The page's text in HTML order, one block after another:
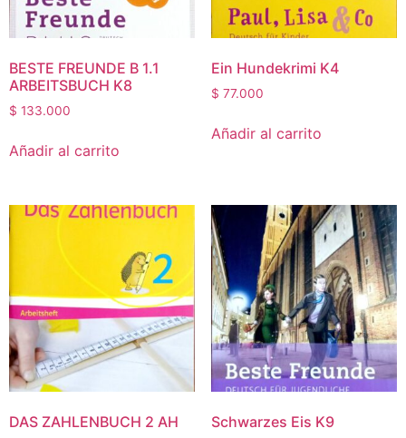
BESTE FREUNDE B 1.1
ARBEITSBUCH K8
$ 133.000
Añadir al carrito
Ein Hundekrimi K4
$ 77.000
Añadir al carrito
DAS ZAHLENBUCH 2 AH Schwarzes Eis K9